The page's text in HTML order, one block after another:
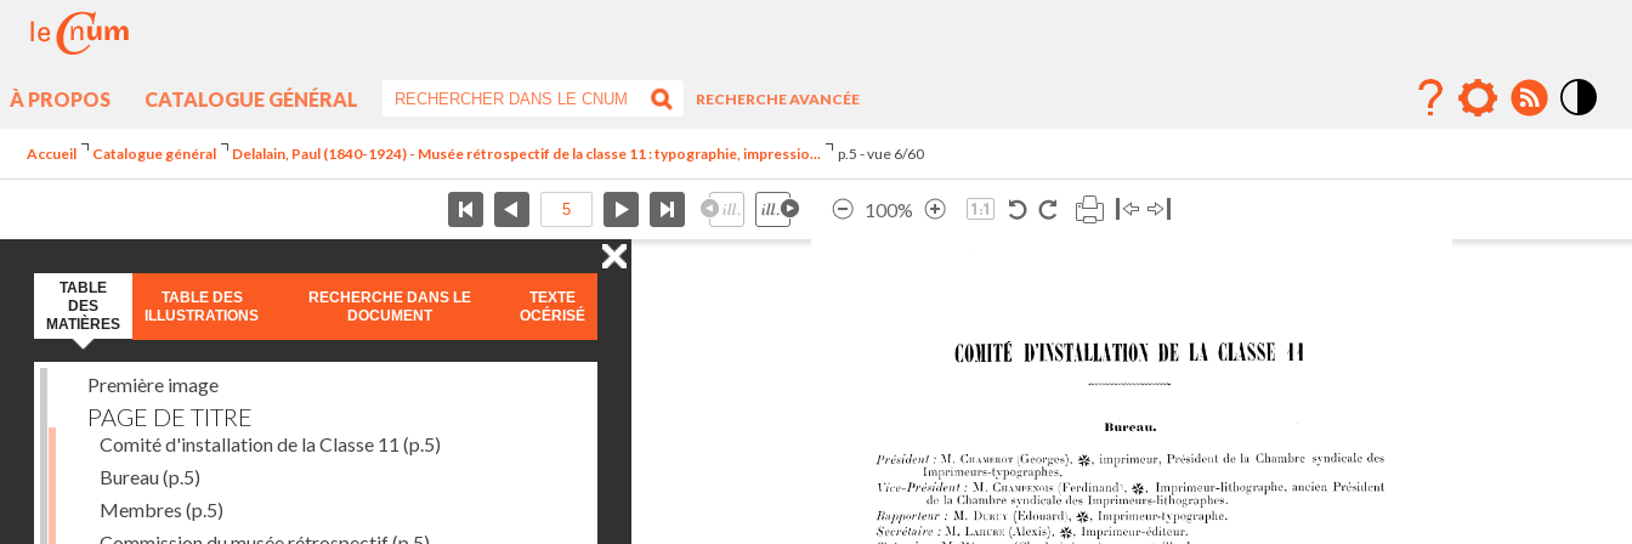
À PROPOS CATALOGUE GÉNÉRAL
RECHERCHE AVANCÉE
Accueil Catalogue général Delalain, Paul (1840-1924) - Musée rétrospectif de la classe 11 : typographie, impressio... p.5 - vue 6/60
100%
TABLE
DES
MATIÈRES
TABLE DES
ILLUSTRATIONS
RECHERCHE DANS LE
DOCUMENT
TEXTE
OCÉRISÉ
Première image
PAGE DE TITRE
Comité d'installation de la Classe 11 (p.5)
Bureau(p.5)
Membres (p.5)